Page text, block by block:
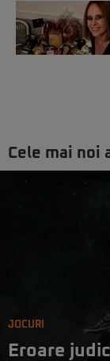
Cele mai noi
JOCURI
Eroare